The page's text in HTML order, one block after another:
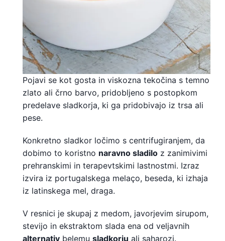
Pojavi se kot gosta in viskozna tekočina s temno
zlato ali črno barvo, pridobljeno s postopkom
predelave sladkorja, ki ga pridobivajo iz trsa ali
pese.
Konkretno sladkor ločimo s centrifugiranjem, da
dobimo to koristno naravno sladilo z zanimivimi
prehranskimi in terapevtskimi lastnostmi. Izraz
izvira iz portugalskega melaço, beseda, ki izhaja
iz latinskega mel, draga.
V resnici je skupaj z medom, javorjevim sirupom,
stevijo in ekstraktom slada ena od veljavnih
alternativ belemu sladkorju ali saharozi.